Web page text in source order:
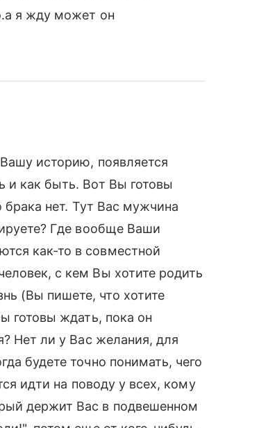
я жду может он
историю, появляется
как быть. Вот Вы готовы
нет. Тут Вас мужчина
Где вообще Ваши
как-то в совместной
с кем Вы хотите родить
(Вы пишете, что хотите
готовы ждать, пока он
Нет ли у Вас желания, для
будете точно понимать, чего
идти на поводу у всех, кому
держит Вас в подвешенном